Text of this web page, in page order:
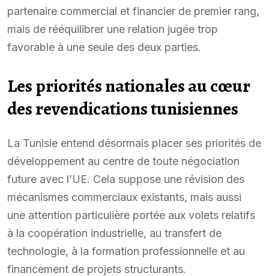
partenaire commercial et financier de premier rang,
mais de rééquilibrer une relation jugée trop
favorable à une seule des deux parties.
Les priorités nationales au cœur
des revendications tunisiennes
La Tunisie entend désormais placer ses priorités de
développement au centre de toute négociation
future avec l’UE. Cela suppose une révision des
mécanismes commerciaux existants, mais aussi
une attention particulière portée aux volets relatifs
à la coopération industrielle, au transfert de
technologie, à la formation professionnelle et au
financement de projets structurants.